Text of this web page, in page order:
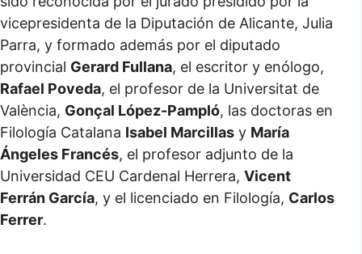
vicepresidenta de la Diputación de Alicante, Julia
Parra, y formado además por el diputado
provincial Gerard Fullana, el escritor y enólogo,
Rafael Poveda, el profesor de la Universitat de
València, Gonçal López-Pampló, las doctoras en
Filología Catalana Isabel Marcillas y María
Ángeles Francés, el profesor adjunto de la
Universidad CEU Cardenal Herrera, Vicent
Ferrán García, y el licenciado en Filología, Carlos
Ferrer.